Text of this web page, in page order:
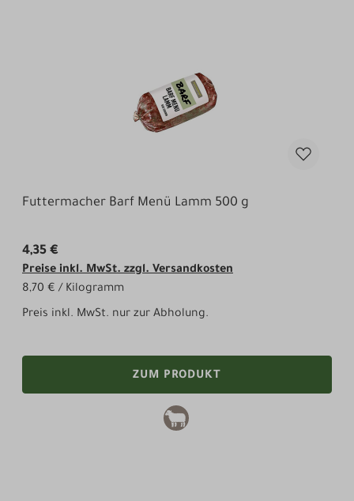
Futtermacher Barf Menü Lamm 500 g
4,35 €
Preise inkl. MwSt. zzgl. Versandkosten
8,70 € / Kilogramm
Preis inkl. MwSt. nur zur Abholung.
ZUM PRODUKT